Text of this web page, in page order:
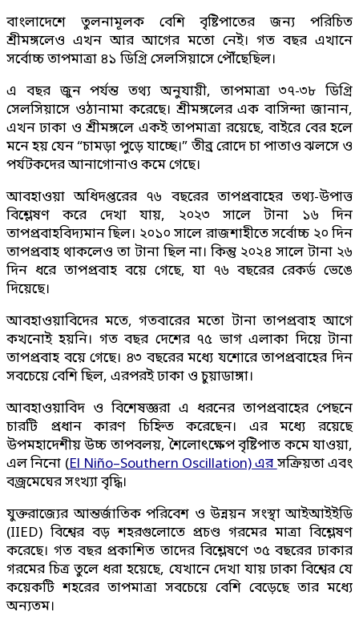
বাংলাদেশে তুলনামূলক বেশি বৃষ্টিপাতের জন্য পরিচিত
শ্রীমঙ্গলেও এখন আর আগের মতো নেই। গত বছর এখানে
সর্বোচ্চ তাপমাত্রা ৪১ ডিগ্রি সেলসিয়াসে পৌঁছেছিল।
এ বছর জুন পর্যন্ত তথ্য অনুযায়ী, তাপমাত্রা ৩৭-৩৮ ডিগ্রি
সেলসিয়াসে ওঠানামা করেছে। শ্রীমঙ্গলের এক বাসিন্দা জানান,
এখন ঢাকা ও শ্রীমঙ্গলে একই তাপমাত্রা রয়েছে, বাইরে বের হলে
মনে হয় যেন “চামড়া পুড়ে যাচ্ছে।” তীব্র রোদে চা পাতাও ঝলসে ও
পর্যটকদের আনাগোনাও কমে গেছে।
আবহাওয়া অধিদপ্তরের ৭৬ বছরের তাপপ্রবাহের তথ্য-উপাত্ত
বিশ্লেষণ করে দেখা যায়, ২০২৩ সালে টানা ১৬ দিন
তাপপ্রবাহবিদ্যমান ছিল। ২০১০ সালে রাজশাহীতে সর্বোচ্চ ২০ দিন
তাপপ্রবাহ থাকলেও তা টানা ছিল না। কিন্তু ২০২৪ সালে টানা ২৬
দিন ধরে তাপপ্রবাহ বয়ে গেছে, যা ৭৬ বছরের রেকর্ড ভেঙে
দিয়েছে।
আবহাওয়াবিদের মতে, গতবারের মতো টানা তাপপ্রবাহ আগে
কখনোই হয়নি। গত বছর দেশের ৭৫ ভাগ এলাকা দিয়ে টানা
তাপপ্রবাহ বয়ে গেছে। ৪৩ বছরের মধ্যে যশোরে তাপপ্রবাহের দিন
সবচেয়ে বেশি ছিল, এরপরই ঢাকা ও চুয়াডাঙ্গা।
আবহাওয়াবিদ ও বিশেষজ্ঞরা এ ধরনের তাপপ্রবাহের পেছনে
চারটি প্রধান কারণ চিহ্নিত করেছেন। এর মধ্যে রয়েছে
উপমহাদেশীয় উচ্চ তাপবলয়, শৈলোৎক্ষেপ বৃষ্টিপাত কমে যাওয়া,
এল নিনো (El Niño–Southern Oscillation) এরসক্রিয়তা এবং
বজ্রমেঘের সংখ্যা বৃদ্ধি।
যুক্তরাজ্যের আন্তর্জাতিক পরিবেশ ও উন্নয়ন সংস্থা আইআইইডি
(IIED) বিশ্বের বড় শহরগুলোতে প্রচণ্ড গরমের মাত্রা বিশ্লেষণ
করেছে। গত বছর প্রকাশিত তাদের বিশ্লেষণে ৩৫ বছরের ঢাকার
গরমের চিত্র তুলে ধরা হয়েছে, যেখানে দেখা যায় ঢাকা বিশ্বের যে
কয়েকটি শহরের তাপমাত্রা সবচেয়ে বেশি বেড়েছে তার মধ্যে
অন্যতম।